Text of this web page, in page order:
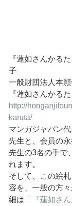
『蓮如さんかる
子
一般財団法人本願
『蓮如さんかる
http://
karuta/
マンガジャパン
先生と、会員の
先生の3名の手で
れます。
そして、この絵
容を、一般の方
細は 「『蓮如さ